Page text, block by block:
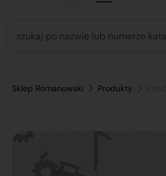
Sklep Romanowski Produkty